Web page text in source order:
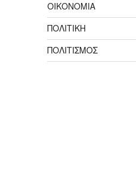
ΟΙΚΟΝΟΜΙΑ
ΠΟΛΙΤΙΚΗ
ΠΟΛΙΤΙΣΜΟΣ